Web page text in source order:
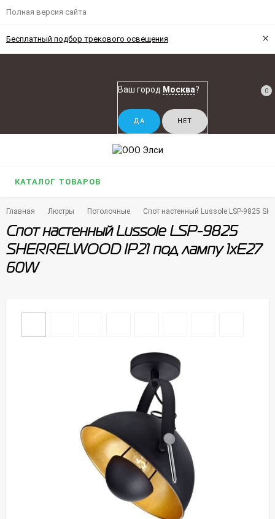
Полная версия сайта
Бесплатный подбор трекового освещения ×
Ваш город Москва? 0
КАТАЛОГ ТОВАРОВ
Главная Люстры Потолочные Спот настенный Lussole LSP-9825
Спот настенный Lussole LSP-9825
SHERRELWOOD IP21 под лампу 1xE27
60W